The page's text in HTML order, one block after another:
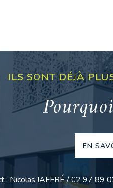
ILS SONT DÉJÀ
EN
: Nicolas JAFFRÉ / 02 97 89